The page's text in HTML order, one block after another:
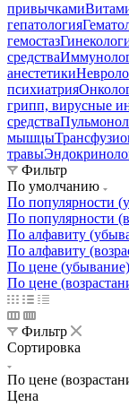
привычками
гепатология
гемостаз
средства
анестетики
психиатрия
грипп, вирусные
средства
мышцы
травы
Фильтр
По умолчанию
По популярности
По популярности
По алфавиту
По алфавиту
По цене (убывание)
По цене
Фильтр
Сортировка
По цене
Цена